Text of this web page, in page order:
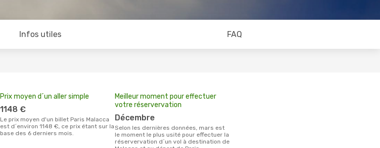
Infos utiles FAQ
Prix moyen d´un aller simple
1148 €
Le prix moyen d'un billet Paris Malacca
est d´environ 1148 €, ce prix étant sur la
base des 6 derniers mois.
Meilleur moment pour effectuer
votre réservervation
décembre
Selon les dernières données, mars est
le moment le plus usité pour effectuer la
réservervation d´un vol à destination de